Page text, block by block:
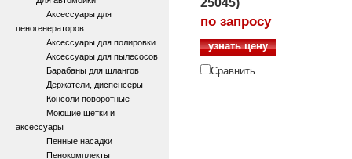
Аксессуары для
пеногенераторов
Аксессуары для полировки
Аксессуары для пылесосов
Барабаны для шлангов
Держатели, диспенсеры
Консоли поворотные
Моющие щетки и
аксессуары
Пенные насадки
Пенокомплекты
25045)
по запросу
узнать цену
Сравнить